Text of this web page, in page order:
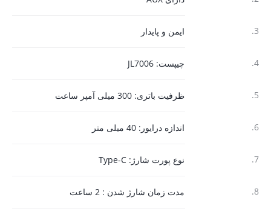
3. ایمن و پایدار
4. چیپست: JL7006
5. ظرفیت باتری: 300 میلی آمپر ساعت
6. اندازه درایور: 40 میلی متر
7. نوع پورت شارژ: Type-C
8. مدت زمان شارژ شدن : 2 ساعت